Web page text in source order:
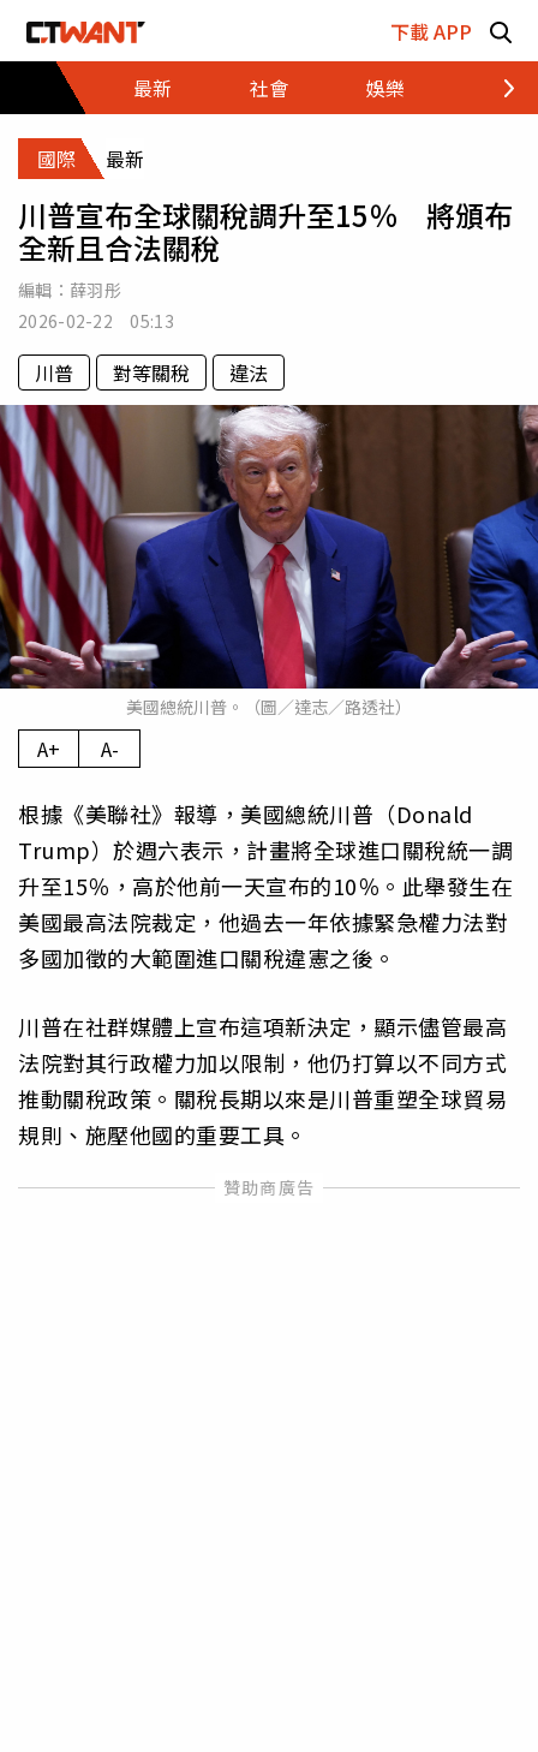
下載 APP
最新
社會 娛樂 財經
國際 最新
川普宣布全球關稅調升至15％ 將頒布
全新且合法關稅
編輯： 薛羽彤
2026-02-22 05:13
川普 對等關稅 違法
美國總統川普。（圖／達志／路透社）
A+ A-
根據《美聯社》報導，美國總統川普（Donald
Trump）於週六表示，計畫將全球進口關稅統一調
升至15％，高於他前一天宣布的10％。此舉發生在
美國最高法院裁定，他過去一年依據緊急權力法對
多國加徵的大範圍進口關稅違憲之後。
川普在社群媒體上宣布這項新決定，顯示儘管最高
法院對其行政權力加以限制，他仍打算以不同方式
推動關稅政策。關稅長期以來是川普重塑全球貿易
規則、施壓他國的重要工具。